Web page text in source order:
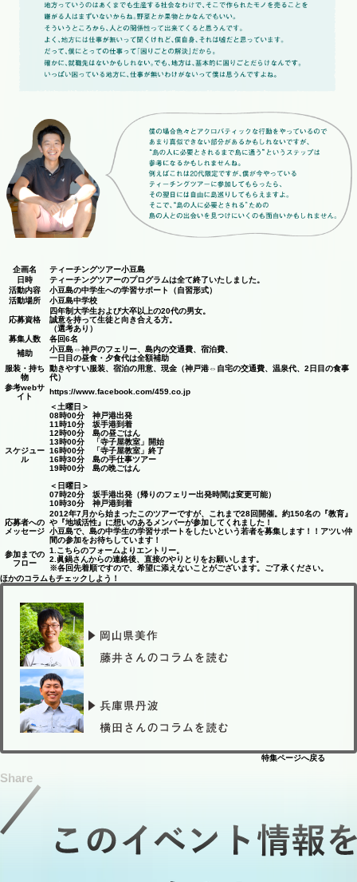
企画名
ティーチングツアー小豆島
日時
ティーチングツアーのプログラムは全て終了いたしました。
活動内容
小豆島の中学生への学習サポート（自習形式）
活動場所
小豆島中学校
応募資格
四年制大学生および大卒以上の20代の男女。
誠意を持って生徒と向き合える方。
（選考あり）
募集人数
各回6名
補助
小豆島⇔神戸のフェリー、島内の交通費、宿泊費、
一日目の昼食・夕食代は全額補助
服装・持ち
物
動きやすい服装、宿泊の用意、現金（神戸港⇔自宅の交通費、温泉代、2日目の食事
代）
参考webサ
イト
https://www.facebook.com/459.co.jp
スケジュー
ル
＜土曜日＞
08時00分 神戸港出発
11時10分 坂手港到着
12時00分 島の昼ごはん
13時00分 「寺子屋教室」開始
16時00分 「寺子屋教室」終了
16時30分 島の手仕事ツアー
19時00分 島の晩ごはん
＜日曜日＞
07時20分 坂手港出発（帰りのフェリー出発時間は変更可能）
10時30分 神戸港到着
応募者への
メッセージ
2012年7月から始まったこのツアーですが、これまで28回開催。約150名の『教育』
や『地域活性』に想いのあるメンバーが参加してくれました！
小豆島で、島の中学生の学習サポートをしたいという若者を募集します！！アツい仲
間の参加をお待ちしています！
参加までの
フロー
1.こちらのフォームよりエントリー。
2.眞鍋さんからの連絡後、直接のやりとりをお願いします。
※各回先着順ですので、希望に添えないことがございます。ご了承ください。
ほかのコラムもチェックしよう！
特集ページへ戻る
Share